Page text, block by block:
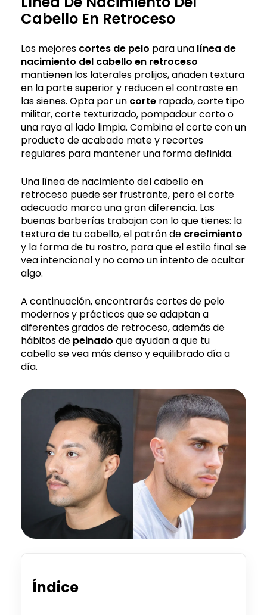
Cabello En Retroceso
Los mejores cortes de pelo para una línea de
nacimiento del cabello en retroceso
mantienen los laterales prolijos, añaden textura
en la parte superior y reducen el contraste en
las sienes. Opta por un corte rapado, corte tipo
militar, corte texturizado, pompadour corto o
una raya al lado limpia. Combina el corte con un
producto de acabado mate y recortes
regulares para mantener una forma definida.
Una línea de nacimiento del cabello en
retroceso puede ser frustrante, pero el corte
adecuado marca una gran diferencia. Las
buenas barberías trabajan con lo que tienes: la
textura de tu cabello, el patrón de crecimiento
y la forma de tu rostro, para que el estilo final se
vea intencional y no como un intento de ocultar
algo.
A continuación, encontrarás cortes de pelo
modernos y prácticos que se adaptan a
diferentes grados de retroceso, además de
hábitos de peinado que ayudan a que tu
cabello se vea más denso y equilibrado día a
día.
Índice